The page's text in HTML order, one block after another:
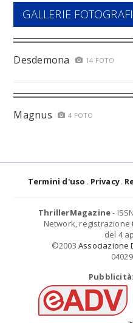
GALLERIE
Desdemona 14 FOTO
Magnus 4 FOTO
Termini d'uso Privacy
ThrillerMagazine-
Network, registrazione
del 4
©2003 Associazione
Pubblicità: